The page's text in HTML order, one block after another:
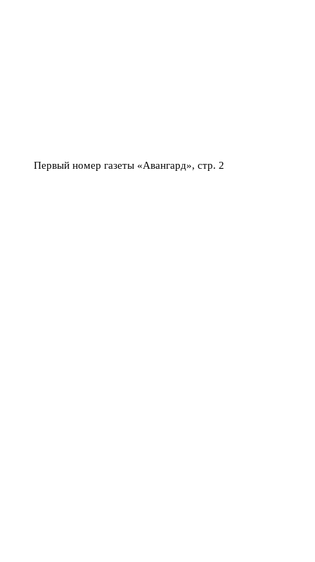
Первый номер газеты «Авангард», стр. 2